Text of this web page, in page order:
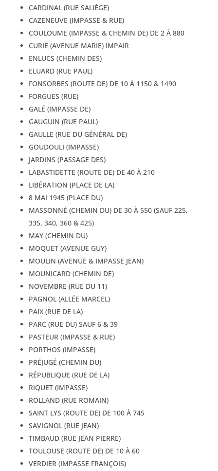
CARDINAL (RUE SALIÈGE)
CAZENEUVE (IMPASSE & RUE)
COULOUME (IMPASSE & CHEMIN DE) DE 2 À 880
CURIE (AVENUE MARIE) IMPAIR
ENLUCS (CHEMIN DES)
ELUARD (RUE PAUL)
FONSORBES (ROUTE DE) DE 10 À 1150 & 1490
FORGUES (RUE)
GALÉ (IMPASSE DE)
GAUGUIN (RUE PAUL)
GAULLE (RUE DU GÉNÉRAL DE)
GOUDOULI (IMPASSE)
JARDINS (PASSAGE DES)
LABASTIDETTE (ROUTE DE) DE 40 À 210
LIBÉRATION (PLACE DE LA)
8 MAI 1945 (PLACE DU)
MASSONNÉ (CHEMIN DU) DE 30 À 550 (SAUF 225,
335, 340, 360 & 425)
MAY (CHEMIN DU)
MOQUET (AVENUE GUY)
MOULIN (AVENUE & IMPASSE JEAN)
MOUNICARD (CHEMIN DE)
NOVEMBRE (RUE DU 11)
PAGNOL (ALLÉE MARCEL)
PAIX (RUE DE LA)
PARC (RUE DU) SAUF 6 & 39
PASTEUR (IMPASSE & RUE)
PORTHOS (IMPASSE)
PRÉJUGÉ (CHEMIN DU)
RÉPUBLIQUE (RUE DE LA)
RIQUET (IMPASSE)
ROLLAND (RUE ROMAIN)
SAINT LYS (ROUTE DE) DE 100 À 745
SAVIGNOL (RUE JEAN)
TIMBAUD (RUE JEAN PIERRE)
TOULOUSE (ROUTE DE) DE 10 À 60
VERDIER (IMPASSE FRANÇOIS)